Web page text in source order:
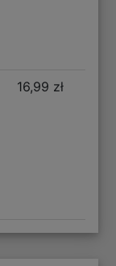
16,99 zł